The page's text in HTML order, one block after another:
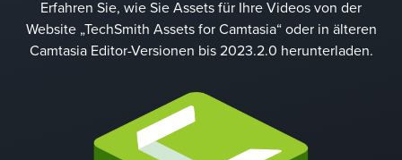
Erfahren Sie, wie Sie Assets für Ihre Videos von der
Website „TechSmith Assets for Camtasia“ oder in älteren
Camtasia Editor-Versionen bis 2023.2.0 herunterladen.